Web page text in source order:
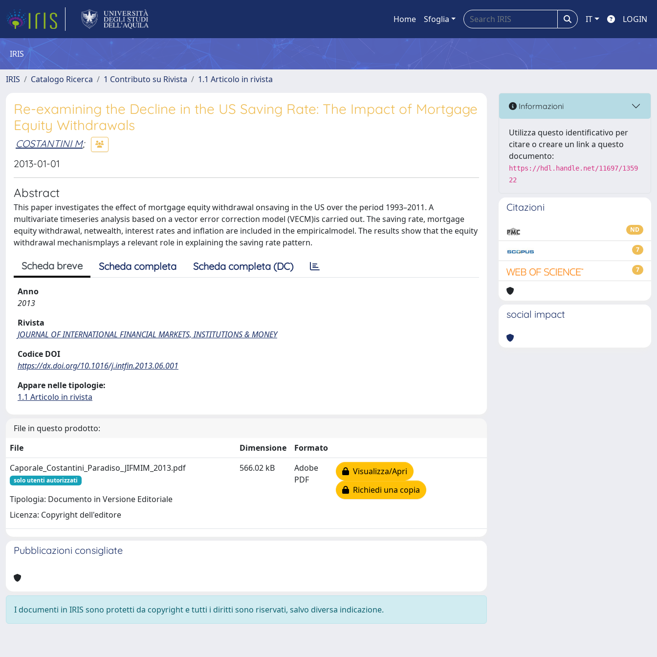
Home Sfoglia IT LOGIN
IRIS
IRIS Catalogo Ricerca 1 Contributo su Rivista 1.1 Articolo in rivista
Re-examining the Decline in the US Saving Rate: The Impact of Mortgage
Equity Withdrawals
COSTANTINI M;
2013-01-01
Abstract
This paper investigates the effect of mortgage equity withdrawal onsaving in the US over the period 1993–2011. A
multivariate timeseries analysis based on a vector error correction model (VECM)is carried out. The saving rate, mortgage
equity withdrawal, netwealth, interest rates and inflation are included in the empiricalmodel. The results show that the equity
withdrawal mechanismplays a relevant role in explaining the saving rate pattern.
Scheda breve Scheda completa Scheda completa (DC)
Anno
2013
Rivista
JOURNAL OF INTERNATIONAL FINANCIAL MARKETS, INSTITUTIONS & MONEY
Codice DOI
https://dx.doi.org/10.1016/j.intfin.2013.06.001
Appare nelle tipologie:
1.1 Articolo in rivista
File in questo prodotto:
File
Dimensione
Formato
Caporale_Costantini_Paradiso_JIFMIM_2013.pdf
solo utenti autorizzati
Tipologia: Documento in Versione Editoriale
Licenza: Copyright dell'editore
566.02 kB
Adobe
PDF
Visualizza/Apri
Richiedi una copia
Pubblicazioni consigliate
I documenti in IRIS sono protetti da copyright e tutti i diritti sono riservati, salvo diversa indicazione.
Informazioni
Utilizza questo identificativo per
citare o creare un link a questo
documento:
https://hdl.handle.net/11697/1359
22
Citazioni
ND
7
7
social impact